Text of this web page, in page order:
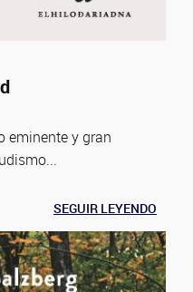
eminente y gran
SEGUIR LEYENDO